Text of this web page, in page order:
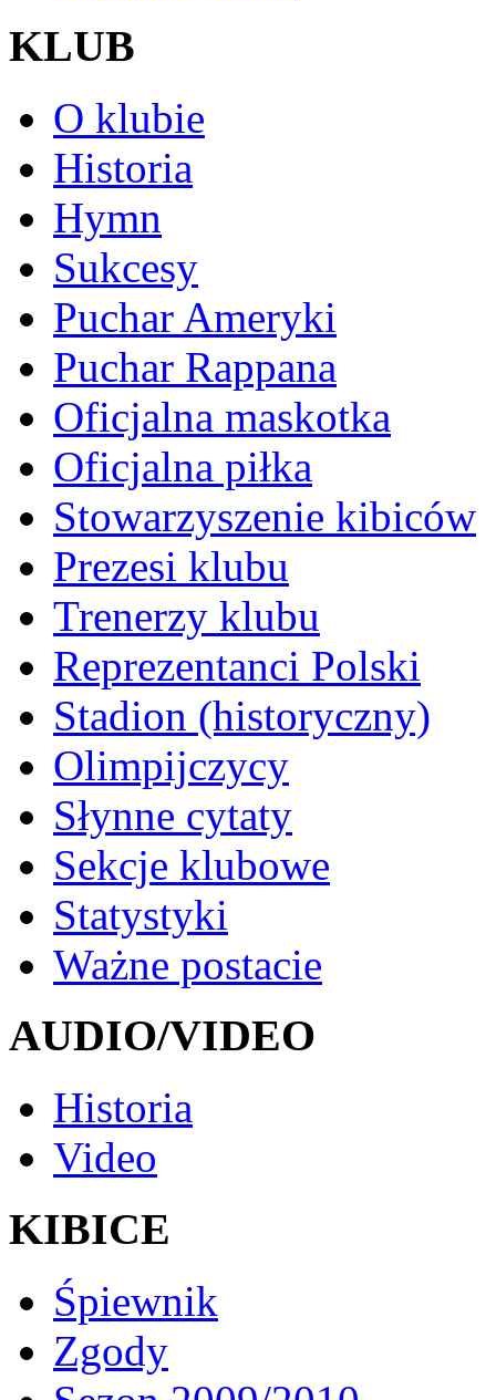
KLUB
O klubie
Historia
Hymn
Sukcesy
Puchar Ameryki
Puchar Rappana
Oficjalna maskotka
Oficjalna piłka
Stowarzyszenie kibiców
Prezesi klubu
Trenerzy klubu
Reprezentanci Polski
Stadion (historyczny)
Olimpijczycy
Słynne cytaty
Sekcje klubowe
Statystyki
Ważne postacie
AUDIO/VIDEO
Historia
Video
KIBICE
Śpiewnik
Zgody